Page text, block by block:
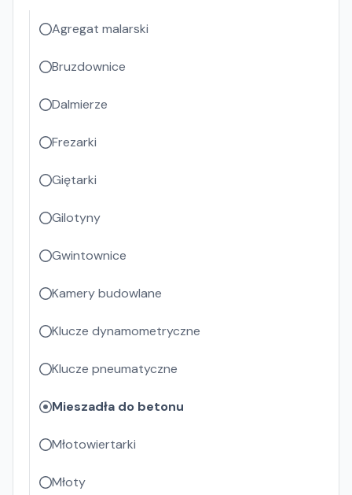
Agregat malarski
Bruzdownice
Dalmierze
Frezarki
Giętarki
Gilotyny
Gwintownice
Kamery budowlane
Klucze dynamometryczne
Klucze pneumatyczne
Mieszadła do betonu
Młotowiertarki
Młoty